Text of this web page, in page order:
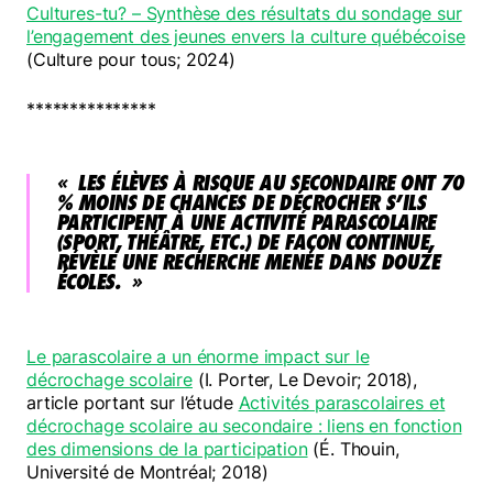
Cultures-tu? – Synthèse des résultats du sondage sur
l’engagement des jeunes envers la culture québécoise
(Culture pour tous; 2024)
***************
LES ÉLÈVES À RISQUE AU SECONDAIRE ONT 70
% MOINS DE CHANCES DE DÉCROCHER S’ILS
PARTICIPENT À UNE ACTIVITÉ PARASCOLAIRE
(SPORT, THÉÂTRE, ETC.) DE FAÇON CONTINUE,
RÉVÈLE UNE RECHERCHE MENÉE DANS DOUZE
ÉCOLES.
Le parascolaire a un énorme impact sur le
décrochage scolaire(I. Porter, Le Devoir; 2018),
article portant sur l’étude Activités parascolaires et
décrochage scolaire au secondaire : liens en fonction
des dimensions de la participation(É. Thouin,
Université de Montréal; 2018)